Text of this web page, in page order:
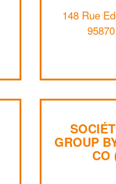
148 Rue
GROUP
CO